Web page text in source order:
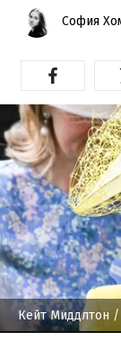
София
Кейт Миддлтон /